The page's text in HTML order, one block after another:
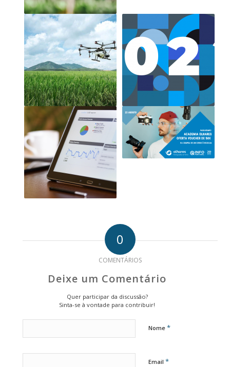
0
COMENTÁRIOS
Deixe um Comentário
Quer participar da discussão?
Sinta-se à vontade para contribuir!
Nome *
Email *